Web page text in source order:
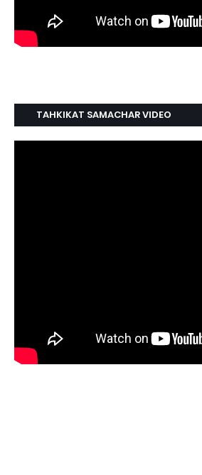
TAHKIKAT SAMACHAR VIDEO